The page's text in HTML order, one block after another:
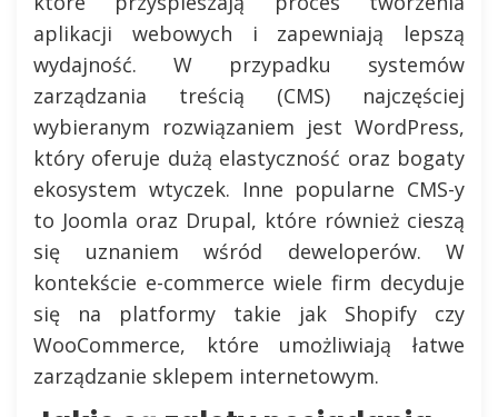
aplikacji webowych i zapewniają lepszą
wydajność. W przypadku systemów
zarządzania treścią (CMS) najczęściej
wybieranym rozwiązaniem jest WordPress,
który oferuje dużą elastyczność oraz bogaty
ekosystem wtyczek. Inne popularne CMS-y
to Joomla oraz Drupal, które również cieszą
się uznaniem wśród deweloperów. W
kontekście e-commerce wiele firm decyduje
się na platformy takie jak Shopify czy
WooCommerce, które umożliwiają łatwe
zarządzanie sklepem internetowym.